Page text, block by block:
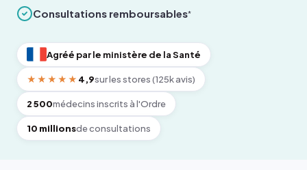
Consultations remboursables*
Agréé par le ministère de la Santé
★★★★★ 4,9sur les stores (125k avis)
2 500médecins inscrits à l'Ordre
10 millionsde consultations